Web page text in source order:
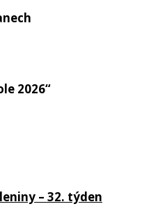
2026“
– 32. týden